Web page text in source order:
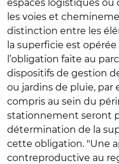
espaces logistiques ou
les voies et
distinction entre les
la superficie est
l’obligation faite au
dispositifs de gestion
ou jardins de pluie,
compris au sein du
stationnement seront
détermination de la
cette obligation. "Une
contreproductive au